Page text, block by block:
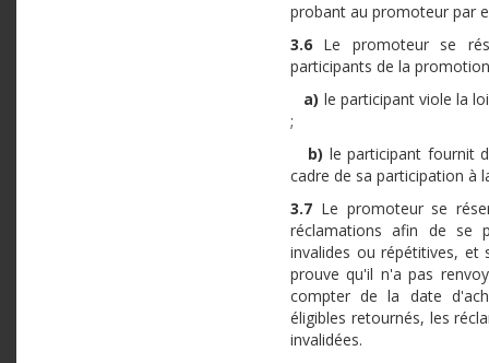
probant au promoteur par
3.6 Le promoteur se
participants de la
a) le participant viole la
;
b) le participant fournit
cadre de sa participation à
3.7 Le promoteur se
réclamations afin de se
invalides ou répétitives, et
prouve qu'il n'a pas
compter de la date
éligibles retournés, les
invalidées.